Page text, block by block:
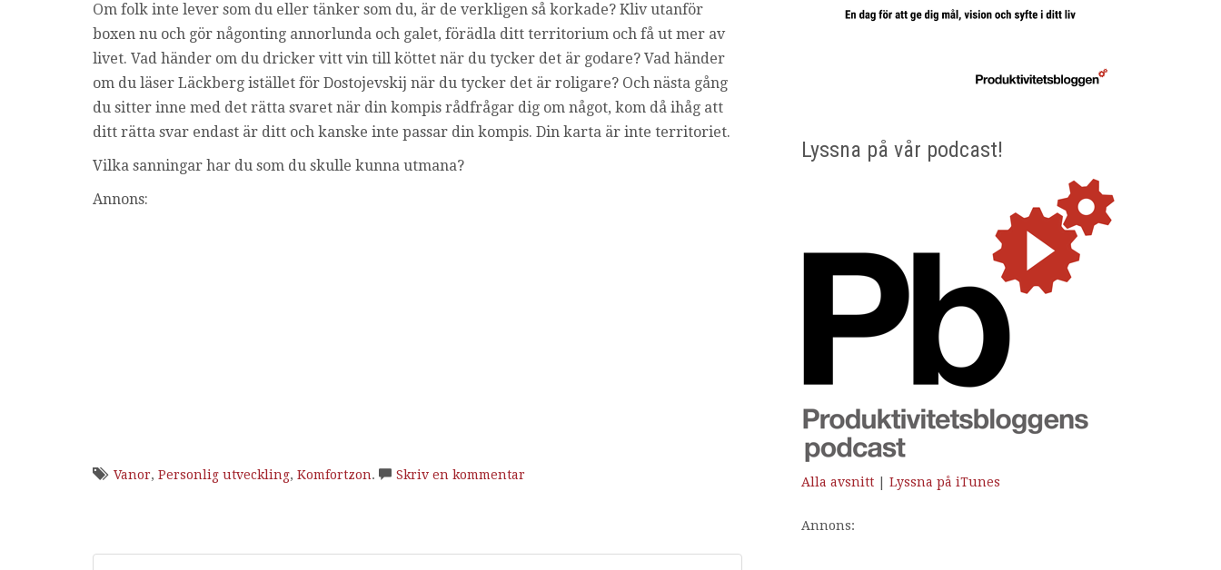
Om folk inte lever som du eller tänker som du, är de verkligen så korkade? Kliv utanför
boxen nu och gör någonting annorlunda och galet, förädla ditt territorium och få ut mer av
livet. Vad händer om du dricker vitt vin till köttet när du tycker det är godare? Vad händer
om du läser Läckberg istället för Dostojevskij när du tycker det är roligare? Och nästa gång
du sitter inne med det rätta svaret när din kompis rådfrågar dig om något, kom då ihåg att
ditt rätta svar endast är ditt och kanske inte passar din kompis. Din karta är inte territoriet.
Vilka sanningar har du som du skulle kunna utmana?
Annons:
Vanor, Personlig utveckling, Komfortzon. Skriv en kommentar
Lyssna på vår podcast!
Alla avsnitt Lyssna på iTunes
Annons: